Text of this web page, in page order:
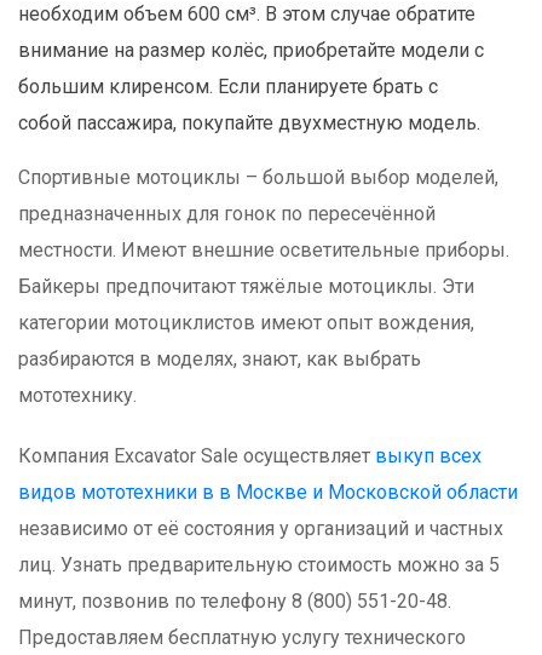
необходим объем 600 см³. В этом случае обратите
внимание на размер колёс, приобретайте модели с
большим клиренсом. Если планируете брать с
собой пассажира, покупайте двухместную модель.
Спортивные мотоциклы – большой выбор моделей,
предназначенных для гонок по пересечённой
местности. Имеют внешние осветительные приборы.
Байкеры предпочитают тяжёлые мотоциклы. Эти
категории мотоциклистов имеют опыт вождения,
разбираются в моделях, знают, как выбрать
мототехнику.
Компания Excavator Sale осуществляет выкуп всех
видов мототехники в в Москве и Московской области
независимо от её состояния у организаций и частных
лиц. Узнать предварительную стоимость можно за 5
минут, позвонив по телефону 8 (800) 551-20-48.
Предоставляем бесплатную услугу технического